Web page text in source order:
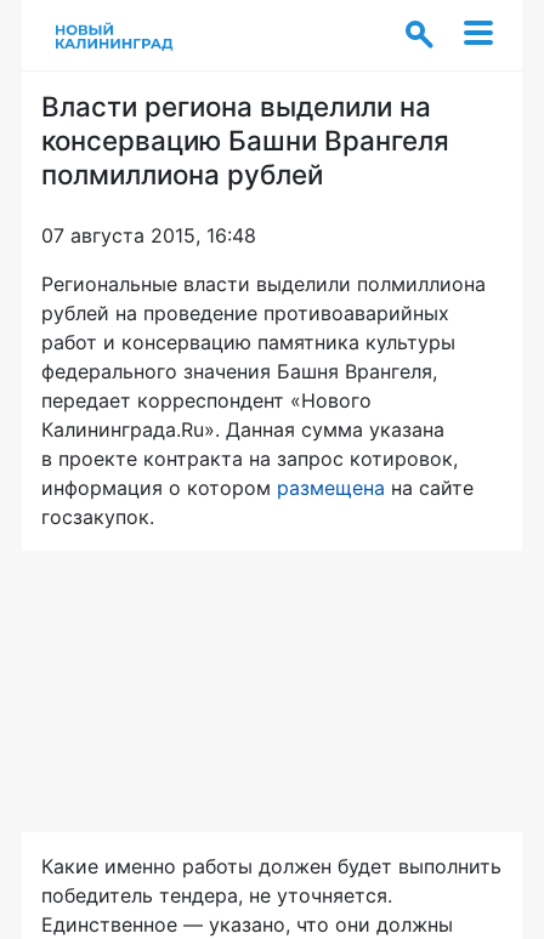
Власти региона выделили на
консервацию Башни Врангеля
полмиллиона рублей
07 августа 2015, 16:48
Региональные власти выделили полмиллиона
рублей на проведение противоаварийных
работ и консервацию памятника культуры
федерального значения Башня Врангеля,
передает корреспондент «Нового
Калининграда.Ru». Данная сумма указана
в проекте контракта на запрос котировок,
информация о котором размещена на сайте
госзакупок.
Какие именно работы должен будет выполнить
победитель тендера, не уточняется.
Единственное — указано, что они должны